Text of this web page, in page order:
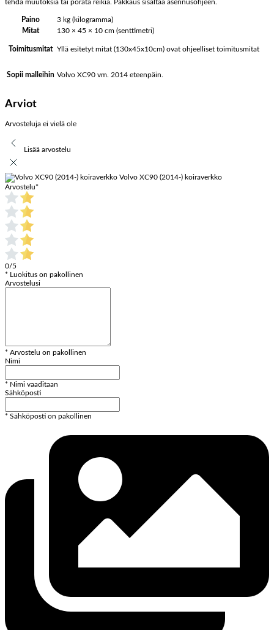
tehdä muutoksia tai porata reikiä. Pakkaus sisältää asennusohjeen.
Paino
3 kg (kilogramma)
Mitat
130 × 45 × 10 cm (senttimetri)
Toimitusmitat Yllä esitetyt mitat (130x45x10cm) ovat ohjeelliset toimitusmitat
Sopii malleihin Volvo XC90 vm. 2014 eteenpäin.
Arviot
Arvosteluja ei vielä ole
Lisää arvostelu
Volvo XC90 (2014-) koiraverkko
Arvostelu*
0/5
* Luokitus on pakollinen
Arvostelusi
* Arvostelu on pakollinen
Nimi
* Nimi vaaditaan
Sähköposti
* Sähköposti on pakollinen